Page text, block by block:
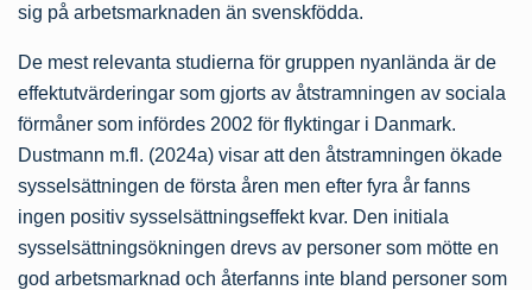
sig på arbetsmarknaden än svenskfödda.
De mest relevanta studierna för gruppen nyanlända är de
effektutvärderingar som gjorts av åtstramningen av sociala
förmåner som infördes 2002 för flyktingar i Danmark.
Dustmann m.fl. (2024a) visar att den åtstramningen ökade
sysselsättningen de första åren men efter fyra år fanns
ingen positiv sysselsättningseffekt kvar. Den initiala
sysselsättningsökningen drevs av personer som mötte en
god arbetsmarknad och återfanns inte bland personer som